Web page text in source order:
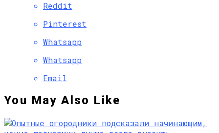
Reddit
Pinterest
Whatsapp
Whatsapp
Email
You May Also Like